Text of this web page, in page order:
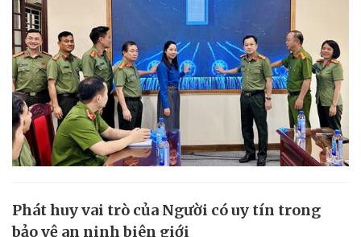
Phát huy vai trò của Người có uy tín trong
bảo vệ an ninh biên giới